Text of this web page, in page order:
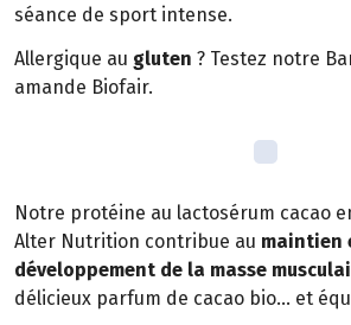
séance de sport intense.
Allergique au gluten ? Testez notre
amande Biofair.
Notre protéine au lactosérum cacao
Alter Nutrition contribue au maintien
développement de la masse
délicieux parfum de cacao bio… et